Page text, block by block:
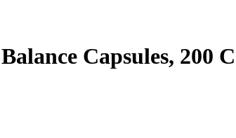
Capsules, 200